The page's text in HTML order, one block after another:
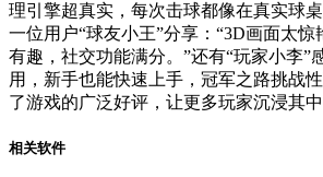
理引擎超真实，每次击球都像在真实球
一位用户“球友小王”分享：“3D画面太惊
有趣，社交功能满分。”还有“玩家小李”
用，新手也能快速上手，冠军之路挑战
了游戏的广泛好评，让更多玩家沉浸其中
相关软件